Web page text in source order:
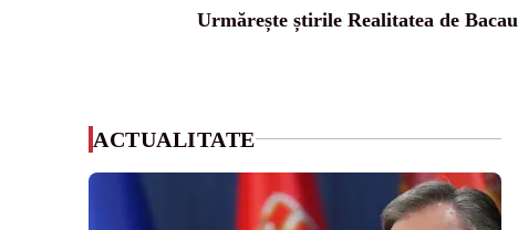
Urmărește știrile Realitatea de
ACTUALITATE